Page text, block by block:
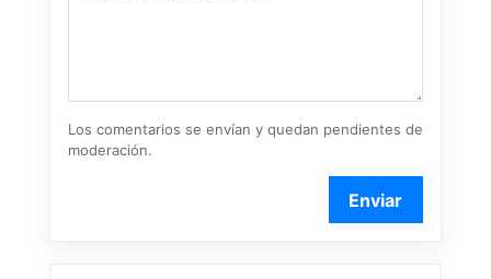
Los comentarios se envían y quedan pendientes de
moderación.
Enviar